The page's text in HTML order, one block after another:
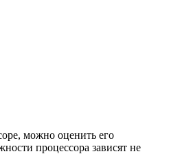
можно оценить его
процессора зависят не